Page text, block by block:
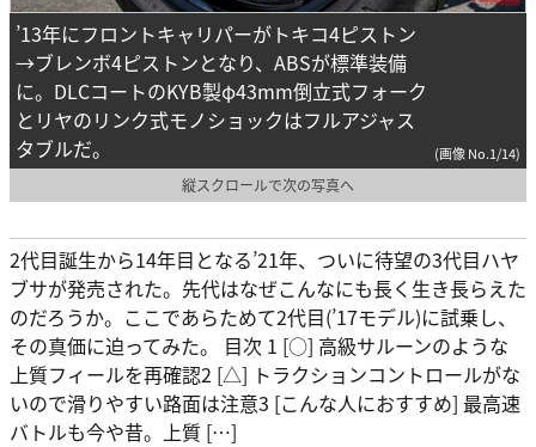
’13年にフロントキャリパーがトキコ4ピストン
→ブレンボ4ピストンとなり、ABSが標準装備
に。DLCコートのKYB製φ43mm倒立式フォーク
とリヤのリンク式モノショックはフルアジャス
タブルだ。
(画像 No.1/14)
縦スクロールで次の写真へ
2代目誕生から14年目となる’21年、ついに待望の3代目ハヤ
ブサが発売された。先代はなぜこんなにも長く生き長らえた
のだろうか。ここであらためて2代目(’17モデル)に試乗し、
その真価に迫ってみた。 目次 1 [○] 高級サルーンのような
上質フィールを再確認2 [△] トラクションコントロールがな
いので滑りやすい路面は注意3 [こんな人におすすめ] 最高速
バトルも今や昔。上質 […]